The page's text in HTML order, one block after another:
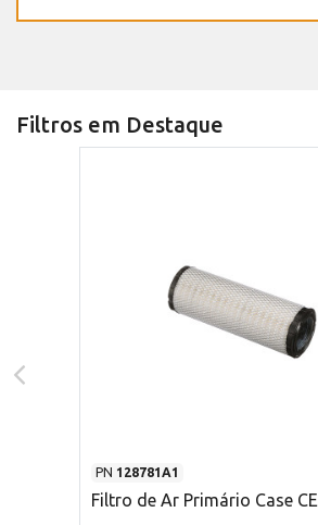
Filtros em Destaque
PN 128781A1
Filtro de Ar Primário Case CE